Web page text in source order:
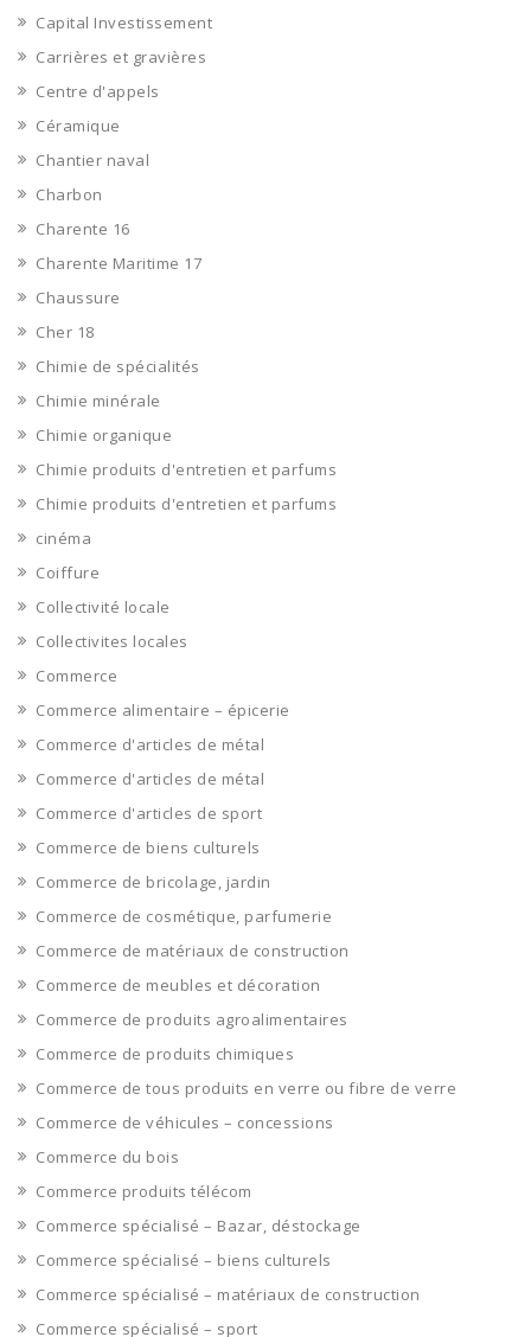
Capital Investissement
Carrières et gravières
Centre d'appels
Céramique
Chantier naval
Charbon
Charente 16
Charente Maritime 17
Chaussure
Cher 18
Chimie de spécialités
Chimie minérale
Chimie organique
Chimie produits d'entretien et parfums
Chimie produits d'entretien et parfums
cinéma
Coiffure
Collectivité locale
Collectivites locales
Commerce
Commerce alimentaire – épicerie
Commerce d'articles de métal
Commerce d'articles de métal
Commerce d'articles de sport
Commerce de biens culturels
Commerce de bricolage, jardin
Commerce de cosmétique, parfumerie
Commerce de matériaux de construction
Commerce de meubles et décoration
Commerce de produits agroalimentaires
Commerce de produits chimiques
Commerce de tous produits en verre ou fibre de verre
Commerce de véhicules – concessions
Commerce du bois
Commerce produits télécom
Commerce spécialisé – Bazar, déstockage
Commerce spécialisé – biens culturels
Commerce spécialisé – matériaux de construction
Commerce spécialisé – sport